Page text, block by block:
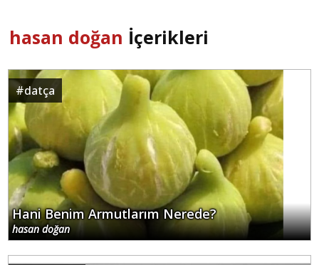
hasan doğan İçerikleri
#datça
Hani Benim Armutlarım Nerede?
hasan doğan